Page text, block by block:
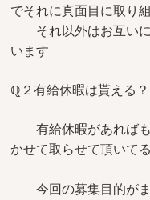
でそれに真面目に取り
それ以外はお互いに
います
ℚ２有給休暇は貰える？
有給休暇があればも
かせて取らせて頂いて
今回の募集目的がま